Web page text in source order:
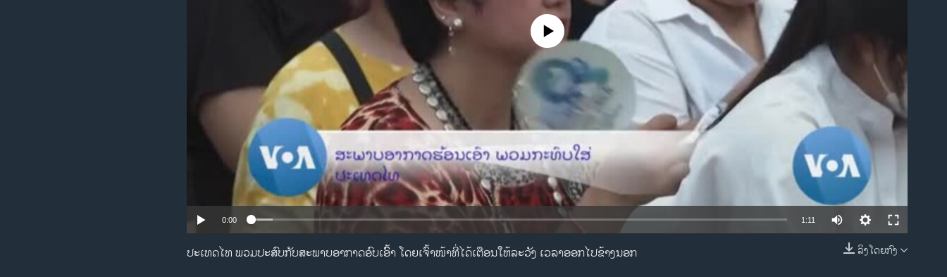
EMBED
No media source currently available
0:00 1:11
ລິງໂດຍກົງ
ປະເທດໄທ ພວມປະສົບກັບສະພາບອາກາດອົບເອົົ້າ ໂດຍເຈົ້າໜ້າທີ່ໄດ້ເຕືອນໃຫ້ລະວັງ ເວລາອອກໄປຂ້າງນອກ